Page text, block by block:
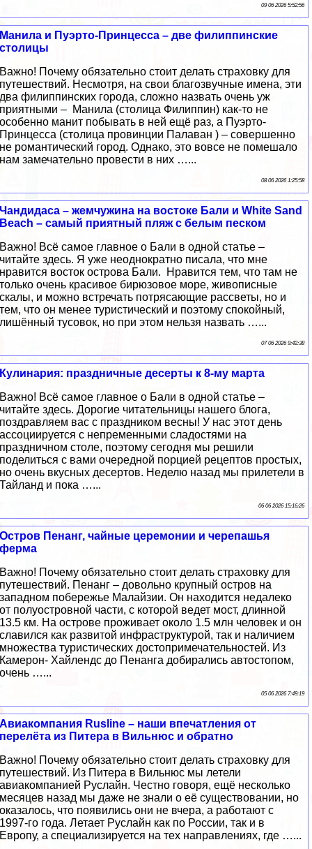
09 06 2026 5:52:56
Манила и Пуэрто-Принцесса – две филиппинские
столицы
Важно! Почему обязательно стоит делать страховку для
путешествий. Несмотря, на свои благозвучные имена, эти
два филиппинских города, сложно назвать очень уж
приятными – Манила (столица Филиппин) как-то не
особенно манит побывать в ней ещё раз, а Пуэрто-
Принцесса (столица провинции Палаван ) – совершенно
не романтический город. Однако, это вовсе не помешало
нам замечательно провести в них …...
08 06 2026 1:25:58
Чандидаса – жемчужина на востоке Бали и White Sand
Beach – самый приятный пляж с белым песком
Важно! Всё самое главное о Бали в одной статье –
читайте здесь. Я уже неоднократно писала, что мне
нравится восток острова Бали. Нравится тем, что там не
только очень красивое бирюзовое море, живописные
скалы, и можно встречать потрясающие рассветы, но и
тем, что он менее туристический и поэтому спокойный,
лишённый тусовок, но при этом нельзя назвать …...
07 06 2026 9:42:38
Кулинария: праздничные десерты к 8-му марта
Важно! Всё самое главное о Бали в одной статье –
читайте здесь. Дорогие читательницы нашего блога,
поздравляем вас с праздником весны! У нас этот день
ассоциируется с непременными сладостями на
праздничном столе, поэтому сегодня мы решили
поделиться с вами очередной порцией рецептов простых,
но очень вкусных десертов. Неделю назад мы прилетели в
Тайланд и пока …...
06 06 2026 15:16:26
Остров Пенанг, чайные церемонии и черепашья
ферма
Важно! Почему обязательно стоит делать страховку для
путешествий. Пенанг – довольно крупный остров на
западном побережье Малайзии. Он находится недалеко
от полуостровной части, с которой ведет мост, длинной
13.5 км. На острове проживает около 1.5 млн человек и он
славился как развитой инфраструктурой, так и наличием
множества туристических достопримечательностей. Из
Камерон- Хайлендс до Пенанга добирались автостопом,
очень …...
05 06 2026 7:49:19
Авиакомпания Rusline – наши впечатления от
перелёта из Питера в Вильнюс и обратно
Важно! Почему обязательно стоит делать страховку для
путешествий. Из Питера в Вильнюс мы летели
авиакомпанией Руслайн. Честно говоря, ещё несколько
месяцев назад мы даже не знали о её существовании, но
оказалось, что появились они не вчера, а работают с
1997-го года. Летает Руслайн как по России, так и в
Европу, а специализируется на тех направлениях, где …...